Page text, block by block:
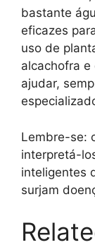
bastante
eficazes
uso de
alcachofra
ajudar,
Lembre-se:
interpretá-
inteligentes
surjam